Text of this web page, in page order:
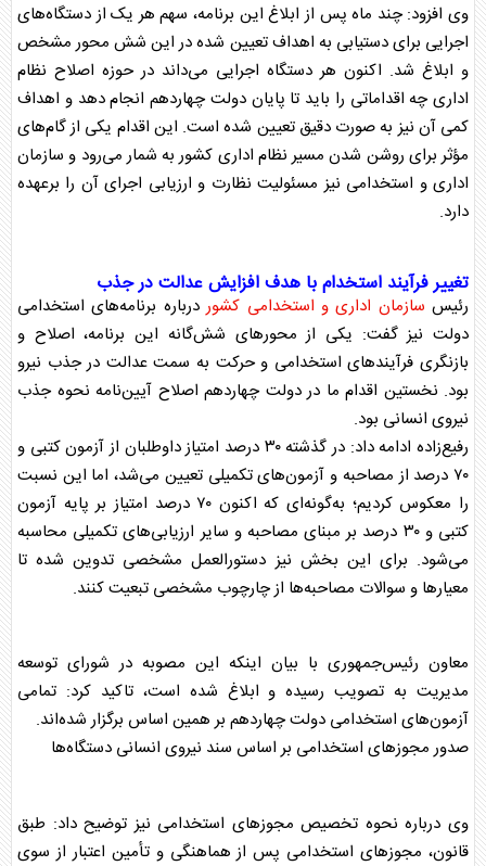
وی افزود: چند ماه پس از ابلاغ این برنامه، سهم هر یک از دستگاه‌های
اجرایی برای دستیابی به اهداف تعیین‌ شده در این شش محور مشخص
و ابلاغ شد. اکنون هر دستگاه اجرایی می‌داند در حوزه اصلاح نظام
اداری چه اقداماتی را باید تا پایان دولت چهاردهم انجام دهد و اهداف
کمی آن نیز به صورت دقیق تعیین شده است. این اقدام یکی از گام‌های
مؤثر برای روشن شدن مسیر نظام اداری کشور به شمار می‌رود و سازمان
اداری و استخدامی نیز مسئولیت نظارت و ارزیابی اجرای آن را برعهده
دارد.
تغییر فرآیند استخدام با هدف افزایش عدالت در جذب
رئیس سازمان اداری و استخدامی کشوردرباره برنامه‌های استخدامی
دولت نیز گفت: یکی از محورهای شش‌گانه این برنامه، اصلاح و
بازنگری فرآیندهای استخدامی و حرکت به سمت عدالت در جذب نیرو
بود. نخستین اقدام ما در دولت چهاردهم اصلاح آیین‌نامه نحوه جذب
نیروی انسانی بود.
رفیع‌زاده ادامه داد: در گذشته ۳۰ درصد امتیاز داوطلبان از آزمون کتبی و
۷۰ درصد از مصاحبه و آزمون‌های تکمیلی تعیین می‌شد، اما این نسبت
را معکوس کردیم؛ به‌گونه‌ای که اکنون ۷۰ درصد امتیاز بر پایه آزمون
کتبی و ۳۰ درصد بر مبنای مصاحبه و سایر ارزیابی‌های تکمیلی محاسبه
می‌شود. برای این بخش نیز دستورالعمل مشخصی تدوین شده تا
معیارها و سوالات مصاحبه‌ها از چارچوب مشخصی تبعیت کنند.
معاون رئیس‌جمهوری با بیان اینکه این مصوبه در شورای توسعه
مدیریت به تصویب رسیده و ابلاغ شده است، تاکید کرد: تمامی
آزمون‌های استخدامی دولت چهاردهم بر همین اساس برگزار شده‌اند.
‌صدور مجوزهای استخدامی بر اساس سند نیروی انسانی دستگاه‌ها
وی درباره نحوه تخصیص مجوزهای استخدامی نیز توضیح داد: طبق
قانون، مجوزهای استخدامی پس از هماهنگی و تأمین اعتبار از سوی